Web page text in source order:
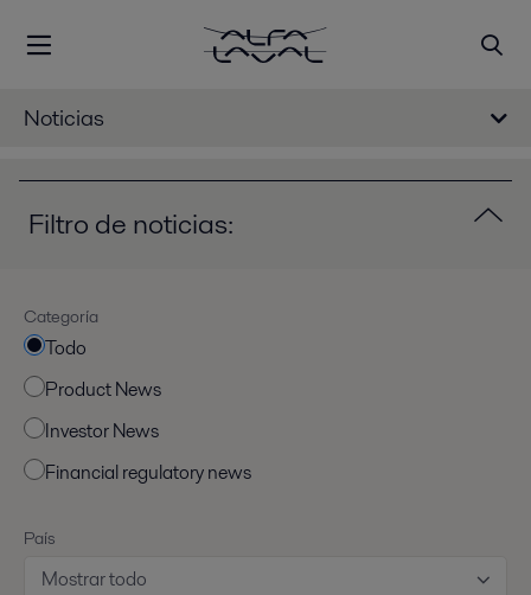
Noticias
Filtro de noticias:
Categoría
Todo
Product News
Investor News
Financial regulatory news
País
Mostrar todo